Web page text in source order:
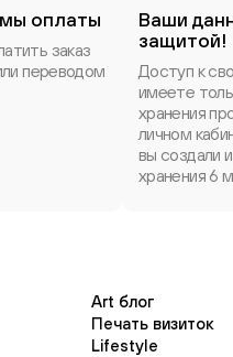
оплаты
заказ
переводом
Ваши
защитой!
Доступ к
имеете
хранения
личном
вы создали
хранения 6
Art блог
Печать визиток
Lifestyle